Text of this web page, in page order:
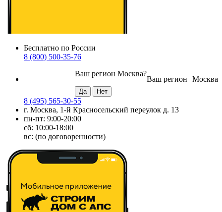
Бесплатно по России
8 (800) 500-35-76
Москва
Ваш регион
Ваш регион Москва?
8 (495) 565-30-55
г. Москва, 1-й Красносельский переулок д. 13
пн-пт: 9:00-20:00
сб: 10:00-18:00
вс: (по договоренности)